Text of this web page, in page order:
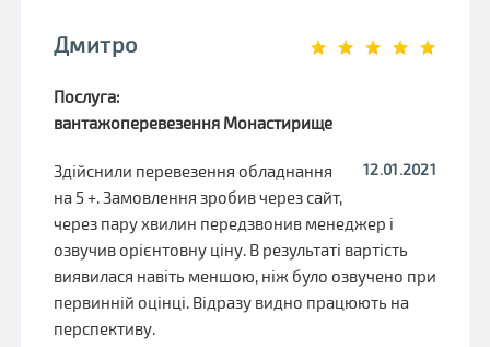
Дмитро
Послуга:
вантажоперевезення Монастирище
12.01.2021
Здійснили перевезення обладнання
на 5 +. Замовлення зробив через сайт,
через пару хвилин передзвонив менеджер і
озвучив орієнтовну ціну. В результаті вартість
виявилася навіть меншою, ніж було озвучено при
первинній оцінці. Відразу видно працюють на
перспективу.